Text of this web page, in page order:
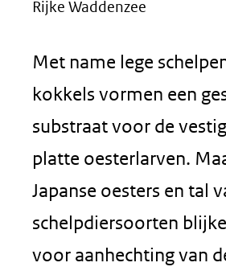
Rijke Waddenzee
Met name lege
kokkels vormen een
substraat voor de
platte oesterlarven.
Japanse oesters en tal
schelpdiersoorten
voor aanhechting van